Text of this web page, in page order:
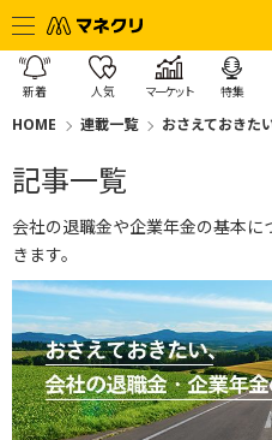
新着 人気 マーケット 特集
HOME 連載一覧 おさえておきた
記事一覧
会社の退職金や企業年金の基本
きます。